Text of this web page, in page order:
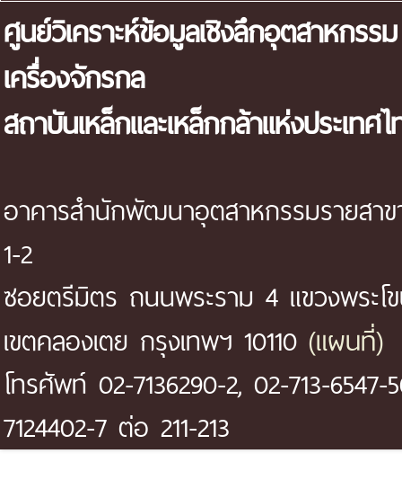
ศูนย์วิเคราะห์ข้อมูลเชิงลึกอุตสาหกรรม
เครื่องจักรกล
สถาบันเหล็กและเหล็กกล้าแห่งประเทศ
อาคารสำนักพัฒนาอุตสาหกรรมรายสา
1-2
ซอยตรีมิตร ถนนพระราม 4 แขวงพระโ
เขตคลองเตย กรุงเทพฯ 10110 (แผนที่)
โทรศัพท์ 02-7136290-2, 02-713-6547-
7124402-7 ต่อ 211-213